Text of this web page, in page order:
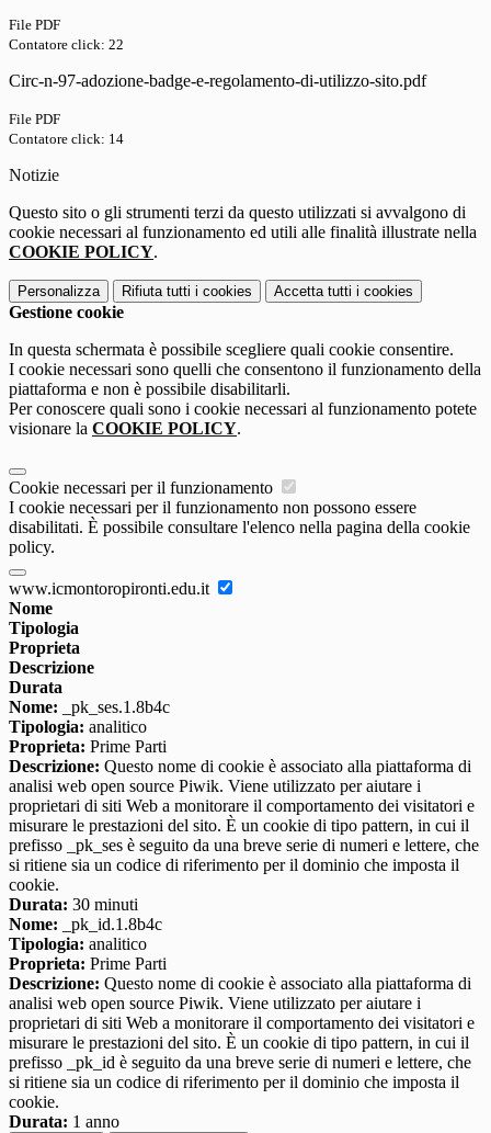
File PDF
Contatore click: 22
Circ-n-97-adozione-badge-e-regolamento-di-utilizzo-sito.pdf
File PDF
Contatore click: 14
Notizie
Questo sito o gli strumenti terzi da questo utilizzati si avvalgono di
cookie necessari al funzionamento ed utili alle finalità illustrate nella
COOKIE POLICY.
Personalizza Rifiuta tutti i cookies Accetta tutti i cookies
Gestione cookie
In questa schermata è possibile scegliere quali cookie consentire.
I cookie necessari sono quelli che consentono il funzionamento della
piattaforma e non è possibile disabilitarli.
Per conoscere quali sono i cookie necessari al funzionamento potete
visionare la COOKIE POLICY.
Cookie necessari per il funzionamento
I cookie necessari per il funzionamento non possono essere
disabilitati. È possibile consultare l'elenco nella pagina della cookie
policy.
www.icmontoropironti.edu.it
Nome
Tipologia
Proprieta
Descrizione
Durata
Nome: _pk_ses.1.8b4c
Tipologia: analitico
Proprieta: Prime Parti
Descrizione: Questo nome di cookie è associato alla piattaforma di
analisi web open source Piwik. Viene utilizzato per aiutare i
proprietari di siti Web a monitorare il comportamento dei visitatori e
misurare le prestazioni del sito. È un cookie di tipo pattern, in cui il
prefisso _pk_ses è seguito da una breve serie di numeri e lettere, che
si ritiene sia un codice di riferimento per il dominio che imposta il
cookie.
Durata: 30 minuti
Nome: _pk_id.1.8b4c
Tipologia: analitico
Proprieta: Prime Parti
Descrizione: Questo nome di cookie è associato alla piattaforma di
analisi web open source Piwik. Viene utilizzato per aiutare i
proprietari di siti Web a monitorare il comportamento dei visitatori e
misurare le prestazioni del sito. È un cookie di tipo pattern, in cui il
prefisso _pk_id è seguito da una breve serie di numeri e lettere, che
si ritiene sia un codice di riferimento per il dominio che imposta il
cookie.
Durata: 1 anno